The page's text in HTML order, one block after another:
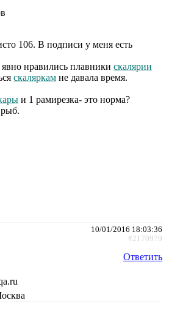
106. В подписи у меня есть
нравились плавники скалярии
скаляркам не давала время.
и 1 рамирезка- это норма?
10/01/2016 18:03:36
#2170979
Ответить